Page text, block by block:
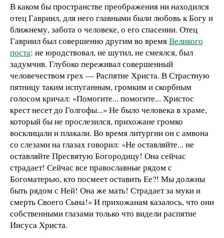
В каком бы пространстве преображения ни находился
отец Гавриил, для него главными были любовь к Богу и
ближнему, забота о человеке, о его спасении. Отец
Гавриил был совершенно другим во времяВеликого
поста: не юродствовал, не шутил, не смеялся, был
задумчив. Глубоко переживал совершенный
человечеством грех — Распятие Христа. В Страстную
пятницу таким испуганным, громким и скорбным
голосом кричал: «Помогите... помогите... Христос
крест несет до Голгофы...» Не было человека в храме,
который бы не прослезился, прихожане громко
восклицали и плакали. Во время литургии он с амвона
со слезами на глазах говорил: «Не оставляйте... не
оставляйте Пресвятую Богородицу! Она сейчас
страдает! Сейчас все православные рядом с
Богоматерью, кто посмеет оставить Ее?! Мы должны
быть рядом с Ней! Она же мать! Страдает за муки и
смерть Своего Сына!» И прихожанам казалось, что они
собственными глазами только что видели распятие
Иисуса Христа.